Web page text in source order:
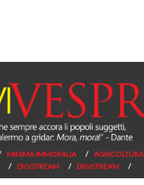
MINIMA IMMORALIA AGRICOLTURA
DIGISTREAM DIGISTREAM